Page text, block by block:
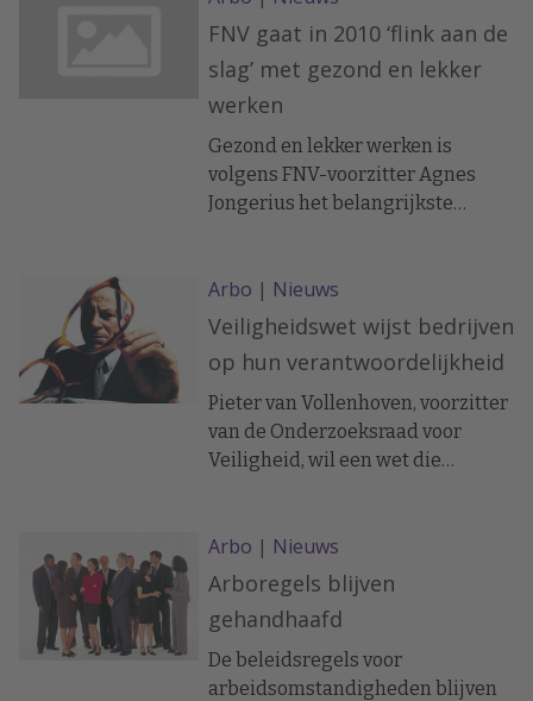
FNV gaat in 2010 ‘flink aan de
slag’ met gezond en lekker
werken
Gezond en lekker werken is
volgens FNV-voorzitter Agnes
Jongerius het belangrijkste
in zware beroepen onmogelijk. Ze
zei dit tijdens de
nieuwjaarsreceptie van de FNV
vakcentrale.
Arbo | Nieuws
Veiligheidswet wijst bedrijven
op hun verantwoordelijkheid
Pieter van Vollenhoven, voorzitter
van de Onderzoeksraad voor
Veiligheid, wil een wet die
verantwoordelijkheid moeten
nemen op veiligheidsgebied. Dit
meldt het ANP.
Arbo | Nieuws
Arboregels blijven
gehandhaafd
De beleidsregels voor
arbeidsomstandigheden blijven